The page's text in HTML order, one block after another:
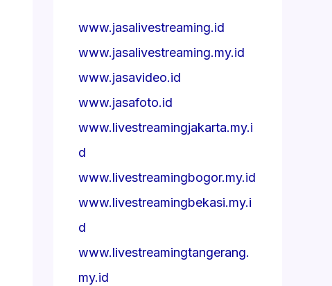
www.jasalivestreaming.id
www.jasalivestreaming.my.id
www.jasavideo.id
www.jasafoto.id
www.livestreamingjakarta.my.i
d
www.livestreamingbogor.my.id
www.livestreamingbekasi.my.i
d
www.livestreamingtangerang.
my.id